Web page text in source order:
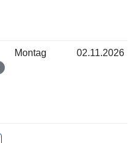
Montag 02.11.2026